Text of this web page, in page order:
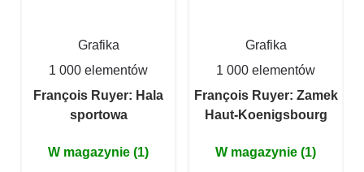
Grafika
1 000 elementów
François Ruyer: Hala
sportowa
W magazynie (1)
Grafika
1 000 elementów
François Ruyer: Zamek
Haut-Koenigsbourg
W magazynie (1)